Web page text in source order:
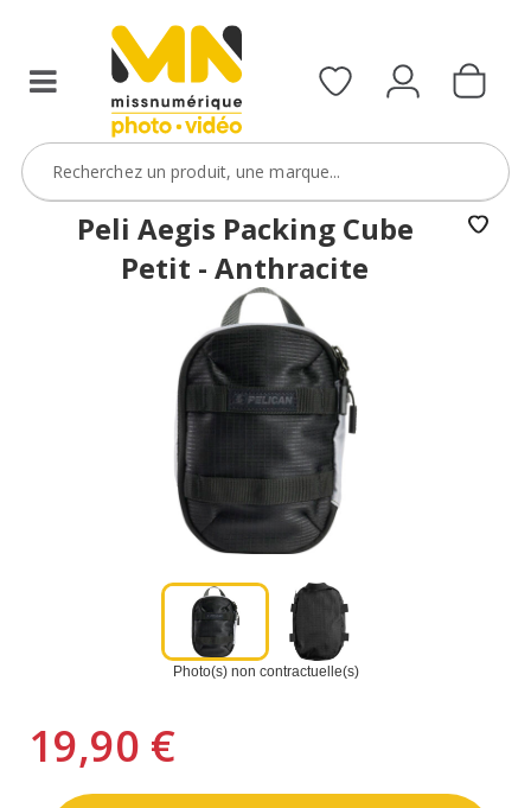
avec
FXVIDEO15
VOIR L'OFFRE
Peli Aegis Packing Cube
Petit - Anthracite
Photo(s) non contractuelle(s)
19,90 €